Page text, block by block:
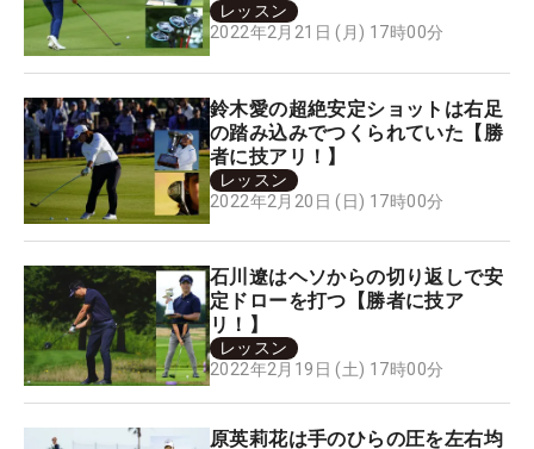
レッスン
2022年2月21日 (月) 17時00分
鈴木愛の超絶安定ショットは右足
の踏み込みでつくられていた【勝
者に技アリ！】
レッスン
2022年2月20日 (日) 17時00分
石川遼はヘソからの切り返しで安
定ドローを打つ【勝者に技ア
リ！】
レッスン
2022年2月19日 (土) 17時00分
原英莉花は手のひらの圧を左右均